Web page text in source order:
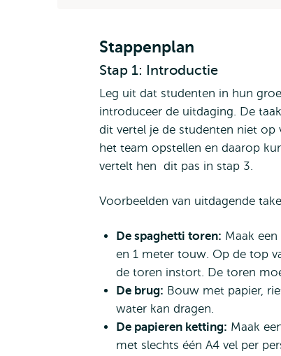
Stappenplan
Stap 1: Introductie
Leg uit dat studenten in hun
introduceer de uitdaging. De
dit vertel je de studenten niet
het team opstellen en daarop
vertelt hen dit pas in stap 3.
Voorbeelden van uitdagende
De spaghetti toren: Maak
en 1 meter touw. Op de top
de toren instort. De toren
De brug: Bouw met papier,
water kan dragen.
De papieren ketting: Maak
met slechts één A4 vel per